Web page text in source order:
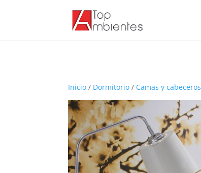
Inicio / Dormitorio / Camas y cabeceros